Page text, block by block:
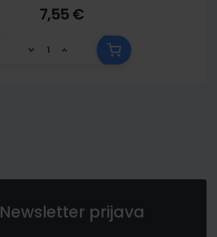
7,55 €
Newsletter prijava